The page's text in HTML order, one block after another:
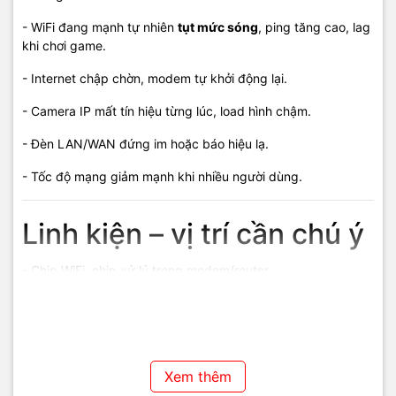
- WiFi đang mạnh tự nhiên tụt mức sóng, ping tăng cao, lag
khi chơi game.
- Internet chập chờn, modem tự khởi động lại.
- Camera IP mất tín hiệu từng lúc, load hình chậm.
- Đèn LAN/WAN đứng im hoặc báo hiệu lạ.
- Tốc độ mạng giảm mạnh khi nhiều người dùng.
Linh kiện – vị trí cần chú ý
- Chip WiFi, chip xử lý trong modem/router.
- Board mạch switch, modem FTTH.
Xem thêm